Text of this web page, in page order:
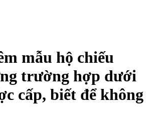
mẫu hộ chiếu
trường hợp dưới
cấp, biết để không